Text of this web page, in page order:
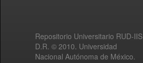
Repositorio Universitario RUD-IIS
D.R. © 2010. Universidad
Nacional Autónoma de México.